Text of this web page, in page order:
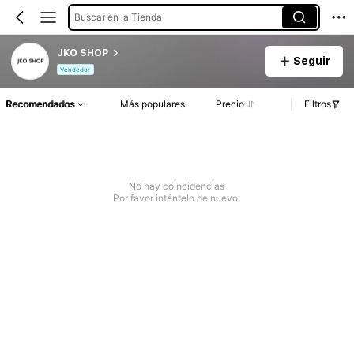
Buscar en la Tienda
JKO SHOP
Vendedor
Seguir
Recomendados Más populares Precio Filtros
No hay coincidencias
Por favor inténtelo de nuevo.